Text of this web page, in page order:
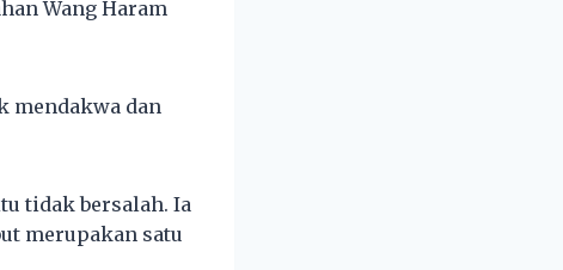
Wang Haram
mendakwa dan
tidak bersalah. Ia
merupakan satu